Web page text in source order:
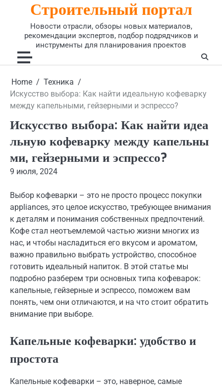
Строительный портал
Новости отрасли, обзоры новых материалов,
рекомендации экспертов, подбор подрядчиков и
инструменты для планирования проектов
Home
Техника
Искусство выбора: Как найти идеальную кофеварку
между капельными, гейзерными и эспрессо?
Искусство выбора: Как найти идеа
льную кофеварку между капельны
ми, гейзерными и эспрессо?
9 июля, 2024
Выбор кофеварки – это не просто процесс покупки
appliances, это целое искусство, требующее внимания
к деталям и понимания собственных предпочтений.
Кофе стал неотъемлемой частью жизни многих из
нас, и чтобы насладиться его вкусом и ароматом,
важно правильно выбрать устройство, способное
готовить идеальный напиток. В этой статье мы
подробно разберем три основных типа кофеварок:
капельные, гейзерные и эспрессо, поможем вам
понять, чем они отличаются, и на что стоит обратить
внимание при выборе.
Капельные кофеварки: удобство и
простота
Капельные кофеварки – это, наверное, самые